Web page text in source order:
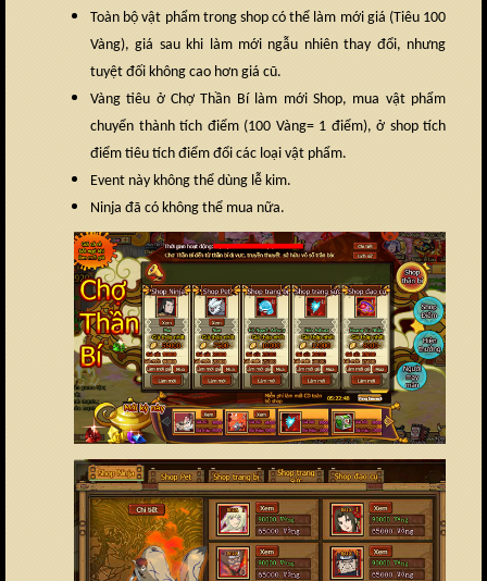
Toàn bộ vật phẩm trong shop có thể làm mới giá (Tiêu 100
Vàng), giá sau khi làm mới ngẫu nhiên thay đổi, nhưng
tuyệt đối không cao hơn giá cũ.
Vàng tiêu ở Chợ Thần Bí làm mới Shop, mua vật phẩm
chuyển thành tích điểm (100 Vàng= 1 điểm), ở shop tích
điểm tiêu tích điểm đổi các loại vật phẩm.
Event này không thể dùng lễ kim.
Ninja đã có không thể mua nữa.